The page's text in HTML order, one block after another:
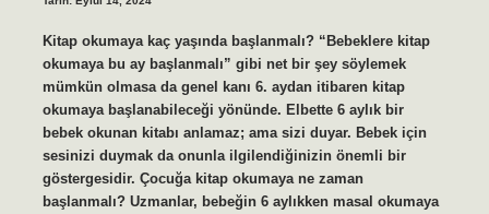
Kitap okumaya kaç yaşında başlanmalı? “Bebeklere kitap
okumaya bu ay başlanmalı” gibi net bir şey söylemek
mümkün olmasa da genel kanı 6. aydan itibaren kitap
okumaya başlanabileceği yönünde. Elbette 6 aylık bir
bebek okunan kitabı anlamaz; ama sizi duyar. Bebek için
sesinizi duymak da onunla ilgilendiğinizin önemli bir
göstergesidir. Çocuğa kitap okumaya ne zaman
başlanmalı? Uzmanlar, bebeğin 6 aylıkken masal okumaya